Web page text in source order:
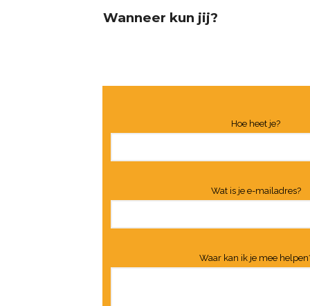
Wanneer kun jij?
Hoe heet je?
Wat is je e-mailadres?
Waar kan ik je mee